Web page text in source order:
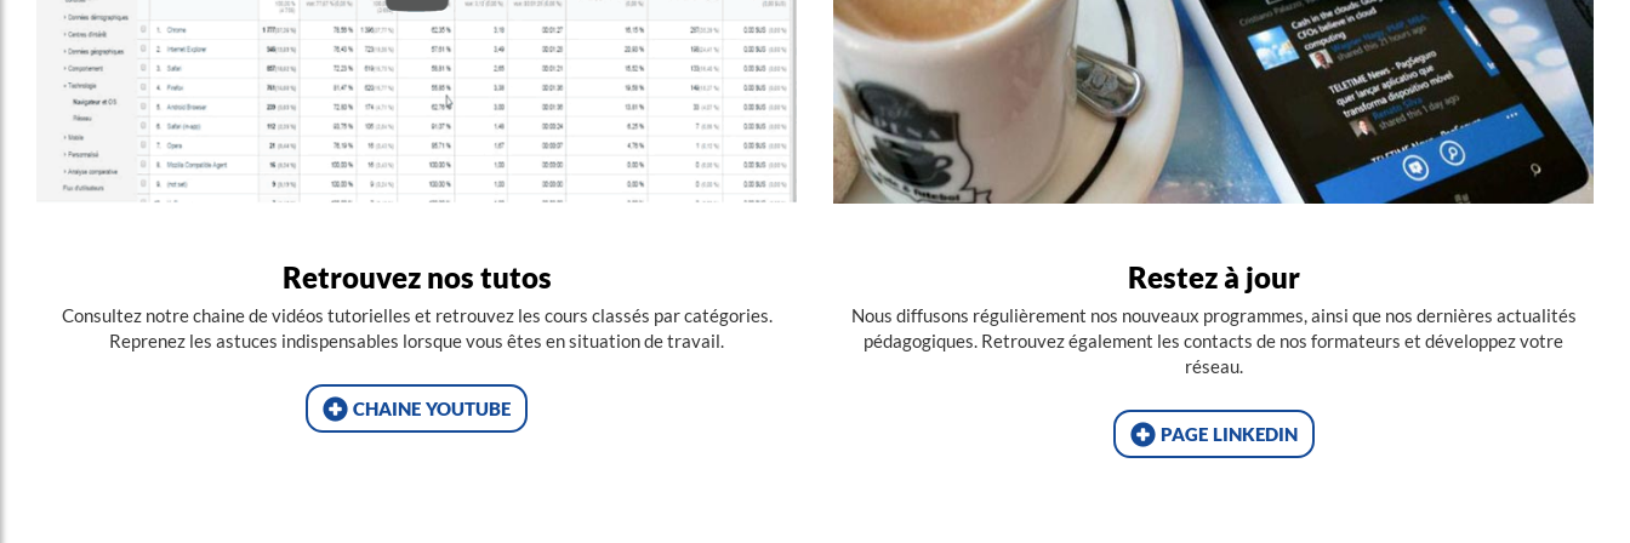
Retrouvez nos tutos
Consultez notre chaine de vidéos tutorielles et retrouvez les cours classés par catégories.
Reprenez les astuces indispensables lorsque vous êtes en situation de travail.
chaine youtube
Restez à jour
Nous diffusons régulièrement nos nouveaux programmes, ainsi que nos dernières actualités
pédagogiques. Retrouvez également les contacts de nos formateurs et développez votre
réseau.
page linkedin